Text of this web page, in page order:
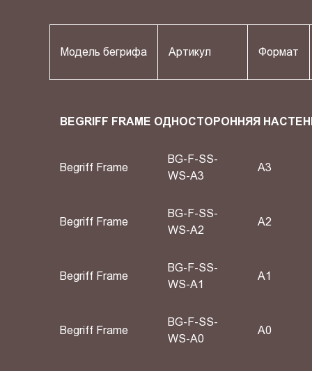
Модель бегрифа Артикул Формат
BEGRIFF FRAME ОДНОСТОРОННЯЯ
Begriff Frame
BG-F-SS-
WS-A3
A3
Begriff Frame
BG-F-SS-
WS-A2
A2
Begriff Frame
BG-F-SS-
WS-A1
А1
Begriff Frame
BG-F-SS-
WS-A0
А0